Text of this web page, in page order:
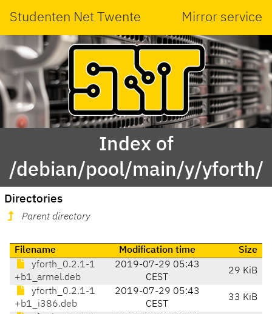
Studenten Net Twente Mirror service
Index of
/debian/pool/main/y/yforth/
Directories
Parent directory
Filename Modification time
Size
yforth_0.2.1-1
+b1_armel.deb
2019-07-29 05:43
CEST
29 KiB
yforth_0.2.1-1
+b1_i386.deb
2019-07-29 05:43
CEST
33 KiB